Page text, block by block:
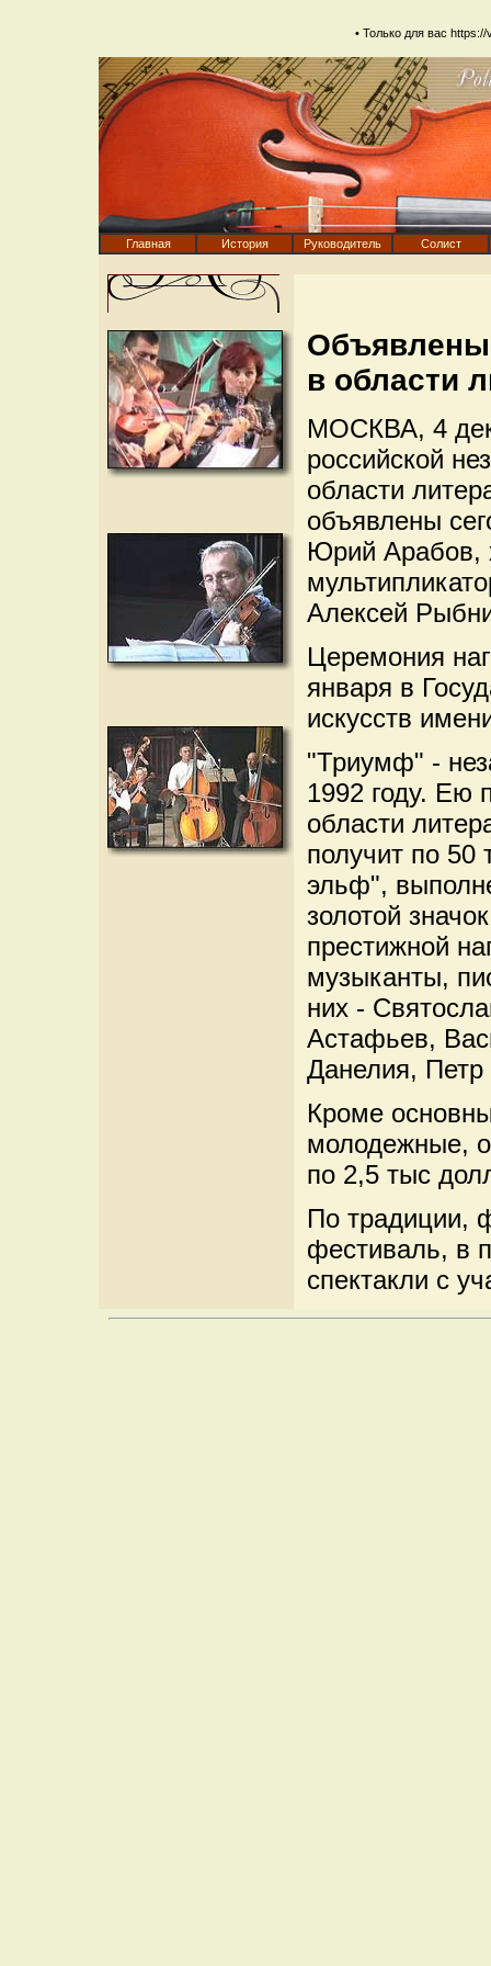
• Только для вас https://
Главная История Руководитель Солист
в области
МОСКВА, 4
российской
области
объявлены
Юрий Арабов,
Алексей
Церемония
января в
искусств
"Триумф" -
1992 году. Ею
области
получит по 50
эльф",
золотой
престижной
музыканты,
них -
Астафьев,
Данелия,
Кроме
молодежные,
по 2,5 тыс
По традиции,
фестиваль, в
спектакли с